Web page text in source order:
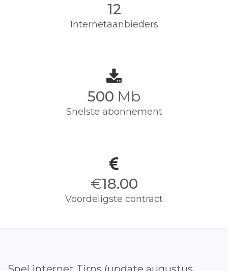
12
Internetaanbieders
500 Mb
Snelste abonnement
€18.00
Voordeligste contract